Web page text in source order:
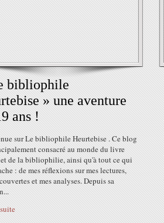
bibliophile
» une aventure
ans !
sur Le bibliophile Heurtebise . Ce blog
consacré au monde du livre
de la bibliophilie, ainsi qu'à tout ce qui
: de mes réflexions sur mes lectures,
et mes analyses. Depuis sa